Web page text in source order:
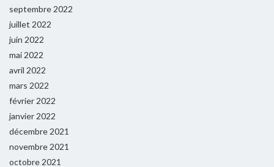
septembre 2022
juillet 2022
juin 2022
mai 2022
avril 2022
mars 2022
février 2022
janvier 2022
décembre 2021
novembre 2021
octobre 2021